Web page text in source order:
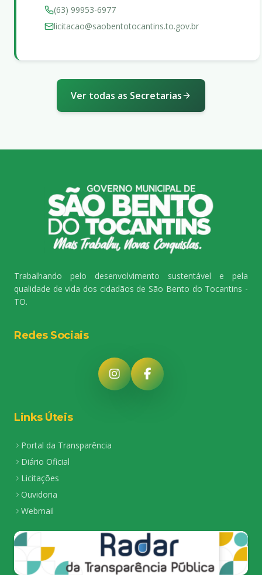
(63) 99953-6977
licitacao@saobentotocantins.to.gov.br
Ver todas as Secretarias
Trabalhando pelo desenvolvimento sustentável e pela
qualidade de vida dos cidadãos de São Bento do Tocantins -
TO.
Redes Sociais
Links Úteis
Portal da Transparência
Diário Oficial
Licitações
Ouvidoria
Webmail